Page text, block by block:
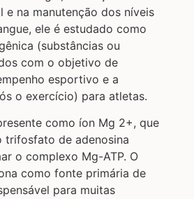
e na manutenção dos níveis
ele é estudado como
(substâncias ou
com o objetivo de
esportivo e a
o exercício) para atletas.
como íon Mg 2+, que
trifosfato de adenosina
o complexo Mg-ATP. O
como fonte primária de
para muitas